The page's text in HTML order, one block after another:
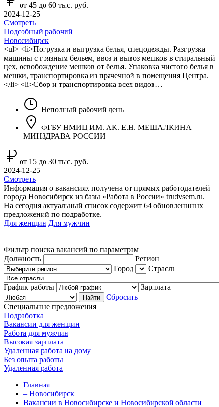
от 45 до 60 тыс. руб.
2024-12-25
Смотреть
Подсобный рабочий
Новосибирск
<ul> <li>Погрузка и выгрузка белья, спецодежды. Разгрузка
машины с грязным бельем, ввоз и вывоз мешков в стиральный
цех, освобождение мешков от белья. Упаковка чистого белья в
мешки, транспортировка из прачечной в помещения Центра.
</li> <li>Сбор и транспортировка всех видов…
Неполный рабочий день
ФГБУ НМИЦ ИМ. АК. Е.Н. МЕШАЛКИНА
МИНЗДРАВА РОССИИ
от 15 до 30 тыс. руб.
2024-12-25
Смотреть
Информация о вакансиях получена от прямых работодателей
города Новосибирск из базы «Работа в России» trudvsem.ru.
На сегодня актуальный список содержит 64 обновленнных
предложений по подработке.
Для женщин Для мужчин
Фильтр поиска вакансий по параметрам
Должность
Регион
Город
Отрасль
График работы
Зарплата
Сбросить
Специальные предложения
Подработка
Вакансии для женщин
Работа для мужчин
Высокая зарплата
Удаленная работа на дому
Без опыта работы
Удаленная работа
Главная
– Новосибирск
Вакансии в Новосибирске и Новосибирской области